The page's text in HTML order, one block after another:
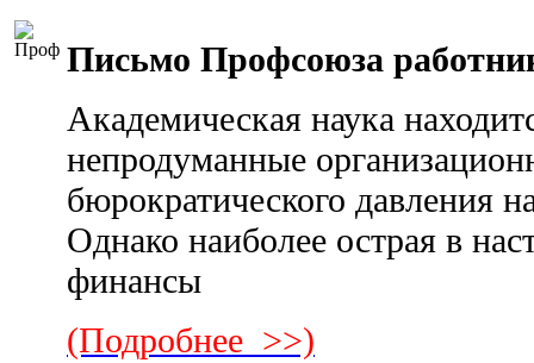
Письмо Профсоюза
Академическая наука
непродуманные
бюрократического давления
Однако наиболее острая в
финансы
(Подробнее >>)